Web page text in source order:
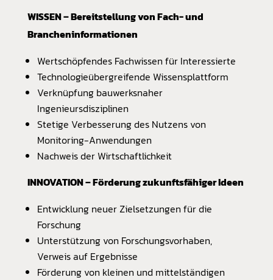
WISSEN – Bereitstellung von Fach- und
Brancheninformationen
Wertschöpfendes Fachwissen für Interessierte
Technologieübergreifende Wissensplattform
Verknüpfung bauwerksnaher
Ingenieursdisziplinen
Stetige Verbesserung des Nutzens von
Monitoring-Anwendungen
Nachweis der Wirtschaftlichkeit
INNOVATION – Förderung zukunftsfähiger Ideen
Entwicklung neuer Zielsetzungen für die
Forschung
Unterstützung von Forschungsvorhaben,
Verweis auf Ergebnisse
Förderung von kleinen und mittelständigen